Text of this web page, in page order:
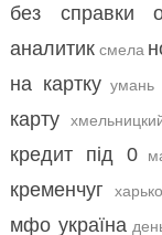
без справки
аналитик смела
на картку умань
карту
кредит під 0
кременчуг
мфо україна